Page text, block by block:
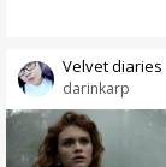
darinkarp
Velvet diaries